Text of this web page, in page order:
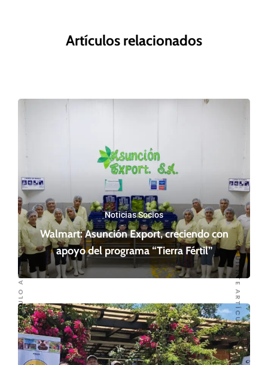
Artículos relacionados
Noticias Socios
Walmart: Asunción Export, creciendo con
apoyo del programa “Tierra Fértil”
ARTÍCULO ANTERIOR SIGUIENTE ARTÍCULO